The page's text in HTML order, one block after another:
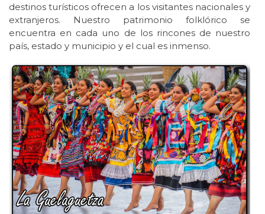
destinos turísticos ofrecen a los visitantes nacionales y
extranjeros. Nuestro patrimonio folklórico se
encuentra en cada uno de los rincones de nuestro
país, estado y municipio y el cual es inmenso.